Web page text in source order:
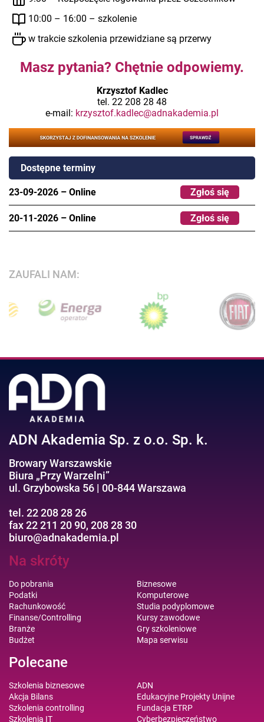
10:00 – 16:00 – szkolenie
w trakcie szkolenia przewidziane są przerwy
Masz pytania? Chętnie odpowiemy.
Krzysztof Kadlec
tel. 22 208 28 48
e-mail: krzysztof.kadlec@adnakademia.pl
Dostępne terminy
23-09-2026 – Online Zgłoś się
20-11-2026 – Online Zgłoś się
ZAUFALI NAM:
ADN Akademia Sp. z o.o. Sp. k.
Browary Warszawskie
Biura „Przy Warzelni”
ul. Grzybowska 56 | 00-844 Warszawa
tel. 22 208 28 26
fax 22 211 20 90, 208 28 30
biuro@adnakademia.pl
Na skróty
Do pobrania
Podatki
Rachunkowość
Finanse/Controlling
Branże
Budżet
Biznesowe
Komputerowe
Studia podyplomowe
Kursy zawodowe
Gry szkoleniowe
Mapa serwisu
Polecane
Szkolenia biznesowe
Akcja Bilans
Szkolenia controlling
Szkolenia IT
ADN
Edukacyjne Projekty Unijne
Fundacja ETRP
Cyberbezpieczeństwo